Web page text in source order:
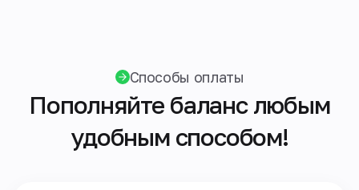
Способы оплаты
Пополняйте баланс любым
удобным способом!